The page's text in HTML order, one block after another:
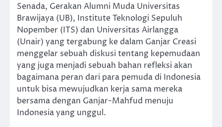
Senada, Gerakan Alumni Muda Universitas
Brawijaya (UB), Institute Teknologi Sepuluh
Nopember (ITS) dan Universitas Airlangga
(Unair) yang tergabung ke dalam Ganjar Creasi
menggelar sebuah diskusi tentang kepemudaan
yang juga menjadi sebuah bahan refleksi akan
bagaimana peran dari para pemuda di Indonesia
untuk bisa mewujudkan kerja sama mereka
bersama dengan Ganjar-Mahfud menuju
Indonesia yang unggul.